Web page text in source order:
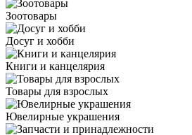
Зоотовары
Досуг и хобби
Книги и канцелярия
Товары для взрослых
Ювелирные украшения